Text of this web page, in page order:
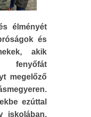
élményét
és
akik
fenyőfát
megelőző
ezúttal
iskolában,